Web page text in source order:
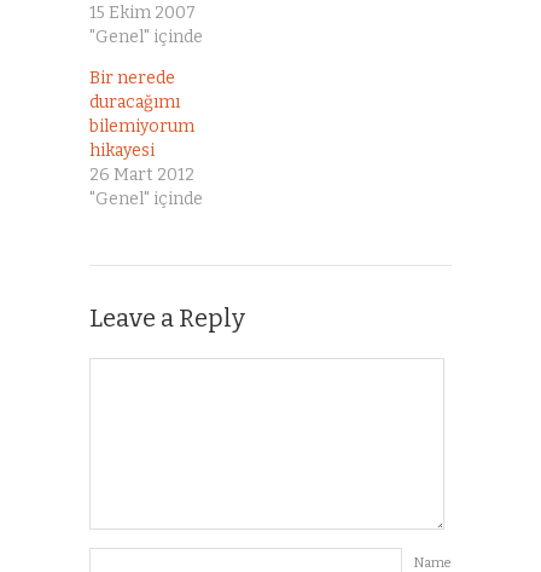
15 Ekim 2007
"Genel" içinde
Bir nerede
duracağımı
bilemiyorum
hikayesi
26 Mart 2012
"Genel" içinde
Leave a Reply
Name